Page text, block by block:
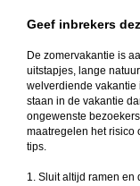
Geef inbrekers
De zomervakantie is
uitstapjes, lange
welverdiende
staan in de vakantie
ongewenste
maatregelen het risico
tips.
1. Sluit altijd ramen en